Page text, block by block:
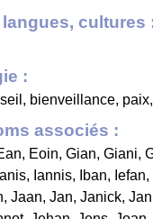
cultures
:
bienveillance,
associés :
, Eoin, Gian, Giani,
Ianis, Iannis, Iban, Iefan,
, Jaan, Jan, Janick,